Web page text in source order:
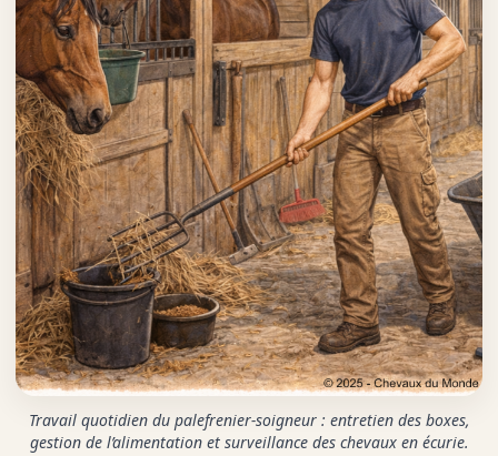
Travail quotidien du palefrenier-soigneur : entretien des boxes,
gestion de l’alimentation et surveillance des chevaux en écurie.